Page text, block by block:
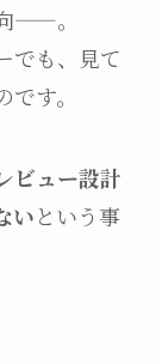
——。
でも、見て
す。
ビュー設計
いという事